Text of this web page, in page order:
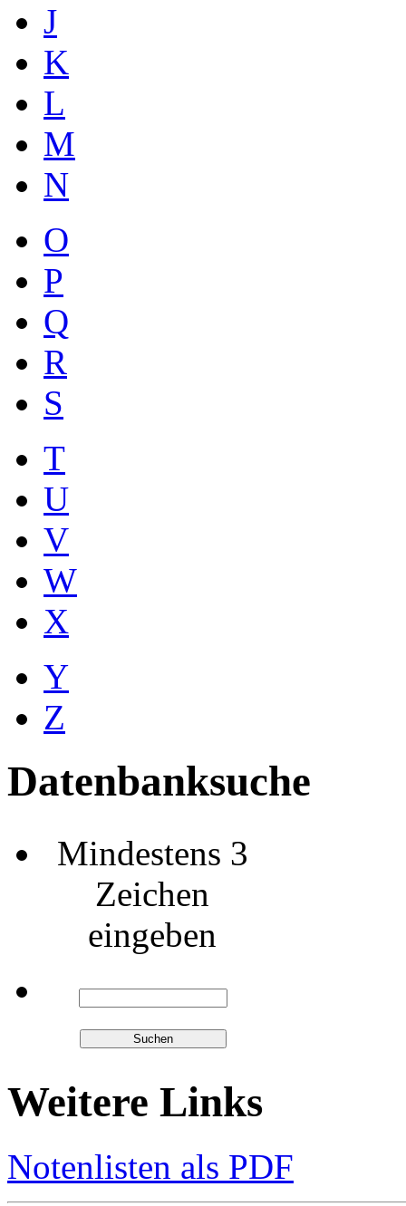
J
K
L
M
N
O
P
Q
R
S
T
U
V
W
X
Y
Z
Datenbanksuche
Mindestens 3
Zeichen
eingeben
Weitere Links
Notenlisten als PDF